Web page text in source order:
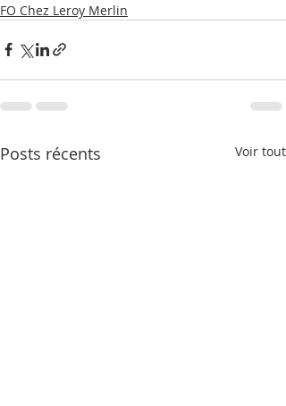
FO Chez Leroy Merlin
Posts récents Voir tout